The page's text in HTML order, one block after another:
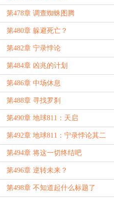
第478章 调查蜘蛛图腾
第480章 躲避死亡？
第482章 宁录悖论
第484章 凶兆的计划
第486章 中场休息
第488章 寻找罗刹
第490章 地球811：天启
第492章 地球811：宁录悖论其二
第494章 将这一切终结吧
第496章 逆转未来？
第498章 不知道起什么标题了